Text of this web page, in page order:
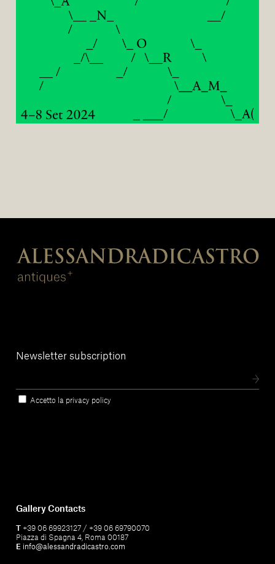
Newsletter subscription
Accetto la privacy policy
Gallery Contacts
T +39 06 69923127 / +39 06 69790070
Piazza di Spagna 4, Roma 00187
E info@alessandradicastro.com